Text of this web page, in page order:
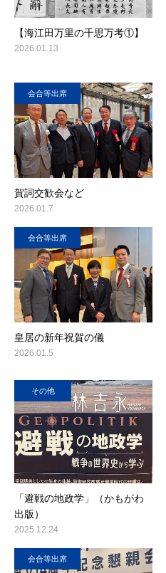
【海江田万里の千思万考①】
2026.01.13
会合等出席
賀詞交歓会など
2026.01.7
会合等出席
皇居の新年祝賀の儀
2026.01.5
その他
「避戦の地政学」（かもがわ
出版）
2025.12.24
会合等出席